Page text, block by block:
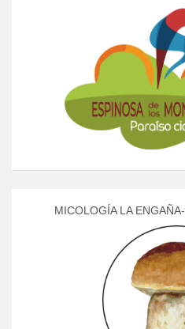
MICOLOGÍA LA